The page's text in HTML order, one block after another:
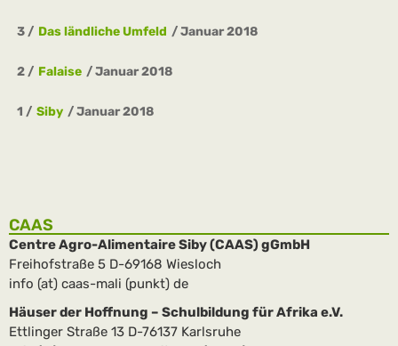
3 Das ländliche Umfeld Januar 2018
2 Falaise Januar 2018
1 Siby Januar 2018
CAAS
Centre Agro-Alimentaire Siby (CAAS) gGmbH
Freihofstraße 5 D-69168 Wiesloch
info (at) caas-mali (punkt) de
Häuser der Hoffnung – Schulbildung für Afrika e.V.
Ettlinger Straße 13 D-76137 Karlsruhe